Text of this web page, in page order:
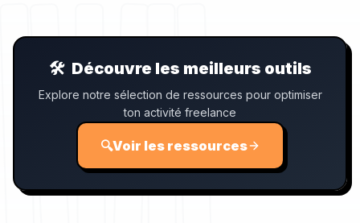
🛠️ Découvre les meilleurs outils
Explore notre sélection de ressources pour optimiser
ton activité freelance
🔍Voir les ressources